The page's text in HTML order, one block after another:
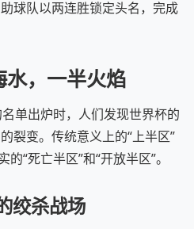
球队以两连胜锁定头名，完成
，一半火焰
单出炉时，人们发现世界杯的
裂变。传统意义上的“上半区”
“死亡半区”和“开放半区”。
绞杀战场